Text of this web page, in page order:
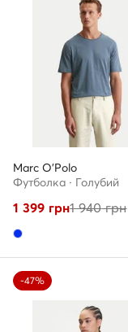
Marc O'Polo
Футболка · Голубий
1 399 грн1 940грн
-47%